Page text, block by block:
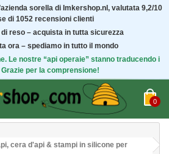
sorella di Imkershop.nl, valutata 9,2/10
di 1052 recensioni clienti
reso – acquista in tutta sicurezza
ora – spediamo in tutto il mondo
Le nostre “api operaie” stanno traducendo i
per la comprensione!
0
cera d'api & stampi in silicone per